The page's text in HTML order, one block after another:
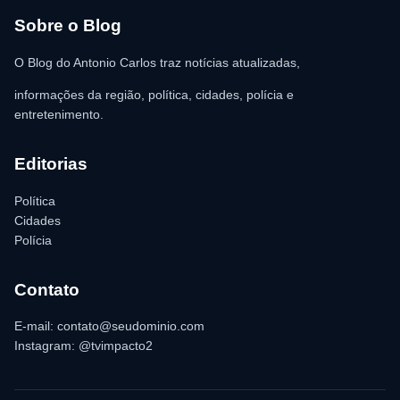
para as providências legais.
Sobre o Blog
O Blog do Antonio Carlos traz notícias atualizadas,
informações da região, política, cidades, polícia e
entretenimento.
Editorias
Política
Cidades
Polícia
Contato
E-mail: contato@seudominio.com
Instagram: @tvimpacto2